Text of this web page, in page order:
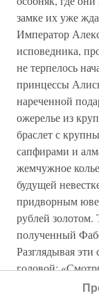
замке их уже
Император
исповедника,
не терпелось
принцессы
нареченной
ожерелье из
браслет с
сапфирами и
жемчужное
будущей
придворным
рублей
полученный
Разглядывая
головой:
В то лето в